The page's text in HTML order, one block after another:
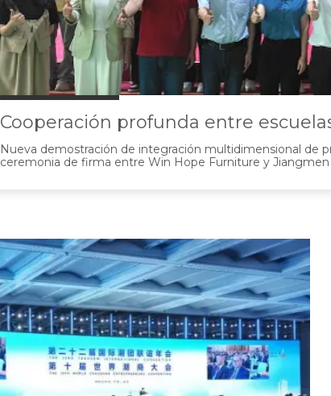
Cooperación profunda entre
Nueva demostración de integración multidimensional de
ceremonia de firma entre Win Hope Furniture y Jiangmen